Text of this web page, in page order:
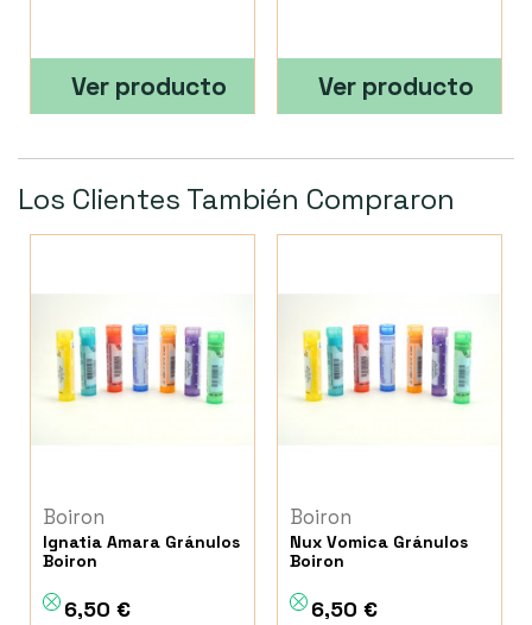
Ver producto Ver producto
Los Clientes También Compraron
Boiron
Ignatia Amara Gránulos
Boiron
6,50 €
Boiron
Nux Vomica Gránulos
Boiron
6,50 €